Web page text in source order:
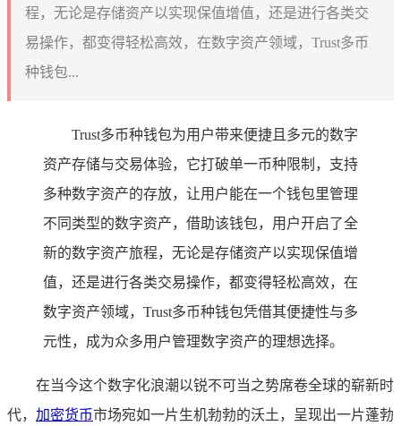
程，无论是存储资产以实现保值增值，还是进行各类交
易操作，都变得轻松高效，在数字资产领域，Trust多币
种钱包...
Trust多币种钱包为用户带来便捷且多元的数字
资产存储与交易体验，它打破单一币种限制，支持
多种数字资产的存放，让用户能在一个钱包里管理
不同类型的数字资产，借助该钱包，用户开启了全
新的数字资产旅程，无论是存储资产以实现保值增
值，还是进行各类交易操作，都变得轻松高效，在
数字资产领域，Trust多币种钱包凭借其便捷性与多
元性，成为众多用户管理数字资产的理想选择。
在当今这个数字化浪潮以锐不可当之势席卷全球的崭新时
代， 加密货币市场宛如一片生机勃勃的沃土，呈现出一片蓬勃